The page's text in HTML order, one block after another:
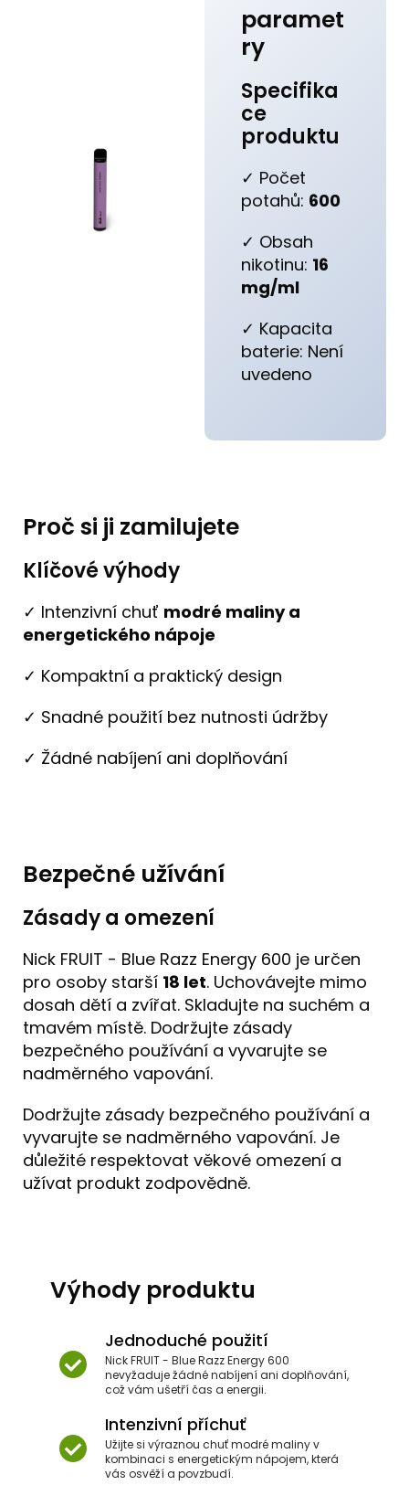
paramet
ry
Specifika
ce
produktu
✓ Počet
potahů: 600
✓ Obsah
nikotinu: 16
mg/ml
✓ Kapacita
baterie: Není
uvedeno
Proč si ji zamilujete
Klíčové výhody
✓ Intenzivní chuť modré maliny a
energetického nápoje
✓ Kompaktní a praktický design
✓ Snadné použití bez nutnosti údržby
✓ Žádné nabíjení ani doplňování
Bezpečné užívání
Zásady a omezení
Nick FRUIT - Blue Razz Energy 600 je určen
pro osoby starší 18 let. Uchovávejte mimo
dosah dětí a zvířat. Skladujte na suchém a
tmavém místě. Dodržujte zásady
bezpečného používání a vyvarujte se
nadměrného vapování.
Dodržujte zásady bezpečného používání a
vyvarujte se nadměrného vapování. Je
důležité respektovat věkové omezení a
užívat produkt zodpovědně.
Výhody produktu
Jednoduché použití
Nick FRUIT - Blue Razz Energy 600
nevyžaduje žádné nabíjení ani doplňování,
což vám ušetří čas a energii.
Intenzivní příchuť
Užijte si výraznou chuť modré maliny v
kombinaci s energetickým nápojem, která
vás osvěží a povzbudí.